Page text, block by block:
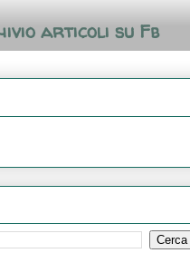
articoli su Fb